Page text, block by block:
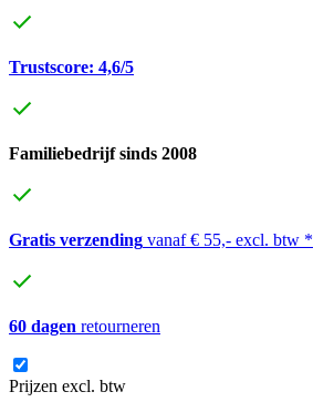
Trustscore: 4,6/5
Familiebedrijf sinds 2008
Gratis verzending vanaf € 55,- excl. btw *
60 dagen retourneren
Prijzen excl. btw